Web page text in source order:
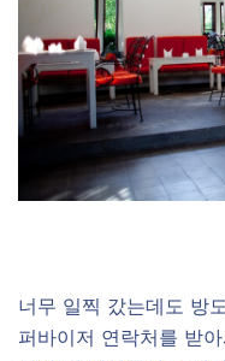
너무 일찍 갔는데도 방
퍼바이저 연락처를 받